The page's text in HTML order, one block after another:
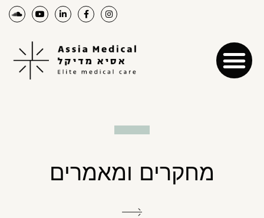
מחקרים ומאמרים